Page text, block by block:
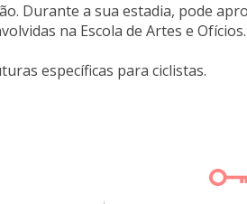
Durante a sua estadia, pode
na Escola de Artes e Ofícios.
específicas para ciclistas.